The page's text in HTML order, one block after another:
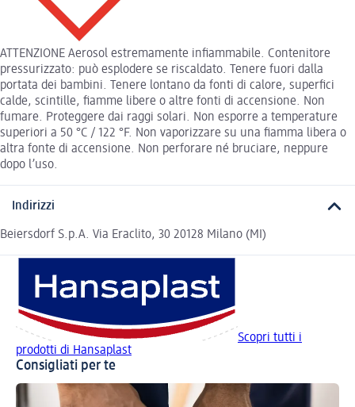
ATTENZIONE Aerosol estremamente infiammabile. Contenitore
pressurizzato: può esplodere se riscaldato. Tenere fuori dalla
portata dei bambini. Tenere lontano da fonti di calore, superfici
calde, scintille, fiamme libere o altre fonti di accensione. Non
fumare. Proteggere dai raggi solari. Non esporre a temperature
superiori a 50 °C / 122 °F. Non vaporizzare su una fiamma libera o
altra fonte di accensione. Non perforare né bruciare, neppure
dopo l’uso.
Indirizzi
Beiersdorf S.p.A. Via Eraclito, 30 20128 Milano (MI)
Scopri tutti i
prodotti di Hansaplast
Consigliati per te